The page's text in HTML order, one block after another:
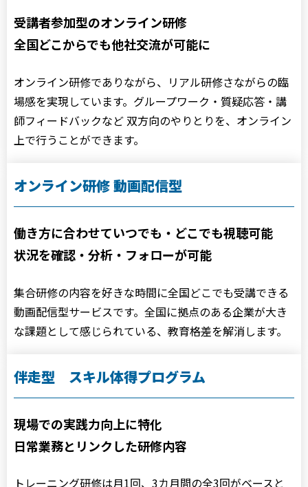
受講者参加型のオンライン研修
全国どこからでも他社交流が可能に
オンライン研修でありながら、リアル研修さながらの臨
場感を実現しています。グループワーク・質疑応答・講
師フィードバックなど 双方向のやりとりを、オンライン
上で行うことができます。
オンライン研修 動画配信型
働き方に合わせていつでも・どこでも視聴可能
状況を確認・分析・フォローが可能
集合研修の内容を好きな時間に全国どこでも受講できる
動画配信型サービスです。全国に拠点のある企業が大き
な課題として感じられている、教育格差を解消します。
伴走型 スキル体得プログラム
現場での実践力向上に特化
日常業務とリンクした研修内容
トレーニング研修は月1回、3カ月間の全3回がベースと